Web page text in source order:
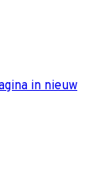
in nieuw